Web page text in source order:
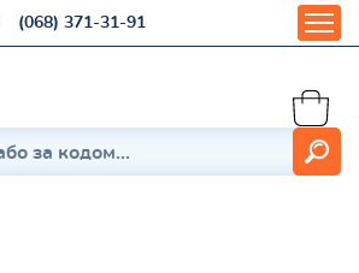
(068) 371-31-91